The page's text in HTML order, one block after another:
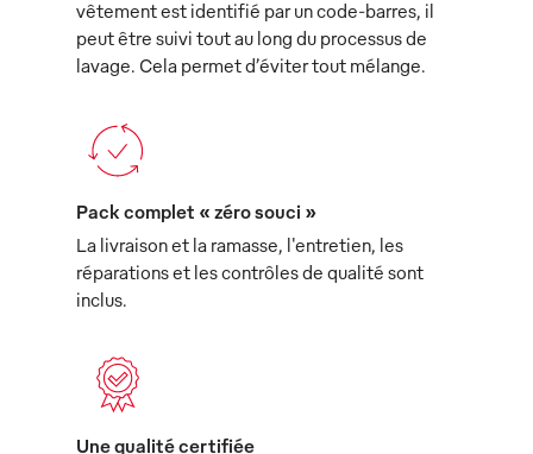
vêtement est identifié par un code-barres, il
peut être suivi tout au long du processus de
lavage. Cela permet d’éviter tout mélange.
Pack complet « zéro souci »
La livraison et la ramasse, l'entretien, les
réparations et les contrôles de qualité sont
inclus.
Une qualité certifiée